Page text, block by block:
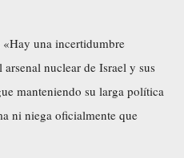
una incertidumbre
nuclear de Israel y sus
manteniendo su larga política
ni niega oficialmente que